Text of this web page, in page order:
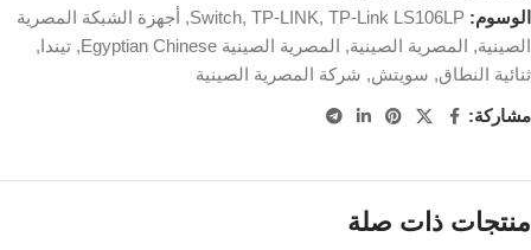
الوسوم:
Switch, TP-LINK, TP-Link LS106LP
, أجهزة الشبكة المصرية
الصينية, المصرية الصينية, المصرية الصينية Egyptian Chinese , تيندا,
ثنائية النطاق, سويتش, شركة المصرية الصينية
مشاركة:
منتجات ذات صلة